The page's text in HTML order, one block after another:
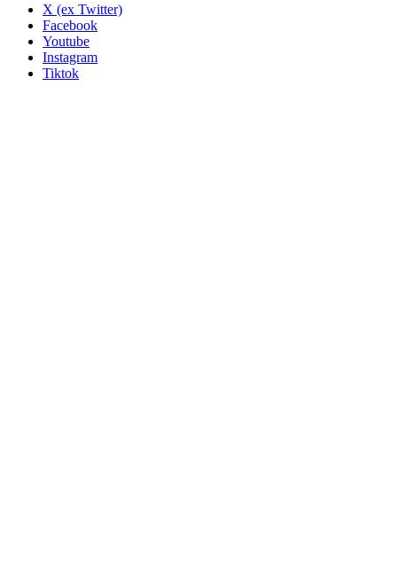
X (ex Twitter)
Facebook
Youtube
Instagram
Tiktok